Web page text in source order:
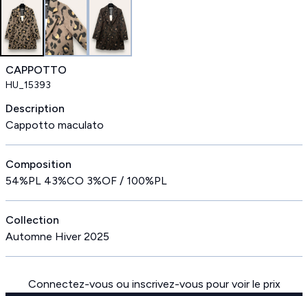
CAPPOTTO
HU_15393
Description
Cappotto maculato
Composition
54%PL 43%CO 3%OF / 100%PL
Collection
Automne Hiver 2025
Connectez-vous ou inscrivez-vous pour voir le prix